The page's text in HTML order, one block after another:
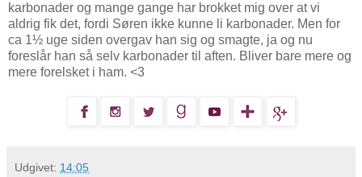
karbonader og mange gange har brokket mig over at vi
aldrig fik det, fordi Søren ikke kunne li karbonader. Men for
ca 1½ uge siden overgav han sig og smagte, ja og nu
foreslår han så selv karbonader til aften. Bliver bare mere og
mere forelsket i ham. <3
Udgivet: 14:05